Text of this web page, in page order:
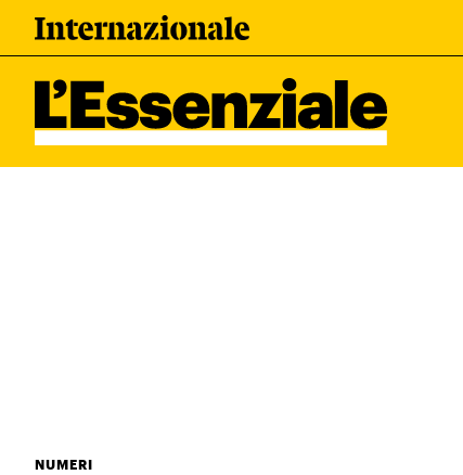
Leggi Internazionale
Newsletter Esci
NUMERI